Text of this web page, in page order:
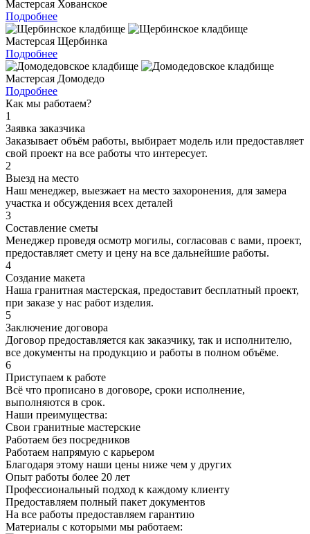
Мастерсая Хованское
Подробнее
Мастерсая Щербинка
Подробнее
Мастерсая Домодедо
Подробнее
Как мы работаем?
1
Заявка заказчика
Заказывает объём работы, выбирает модель или предоставляет
свой проект на все работы что интересует.
2
Выезд на место
Наш менеджер, выезжает на место захоронения, для замера
участка и обсуждения всех деталей
3
Составление сметы
Менеджер проведя осмотр могилы, согласовав с вами, проект,
предоставляет смету и цену на все дальнейшие работы.
4
Создание макета
Наша гранитная мастерская, предоставит бесплатный проект,
при заказе у нас работ изделия.
5
Заключение договора
Договор предоставляется как заказчику, так и исполнителю,
все документы на продукцию и работы в полном объёме.
6
Приступаем к работе
Всё что прописано в договоре, сроки исполнение,
выполняются в срок.
Наши преимущества:
Свои гранитные мастерские
Работаем без посредников
Работаем напрямую с карьером
Благодаря этому наши цены ниже чем у других
Опыт работы более 20 лет
Профессиональный подход к каждому клиенту
Предоставляем полный пакет документов
На все работы предоставляем гарантию
Материалы с которыми мы работаем: